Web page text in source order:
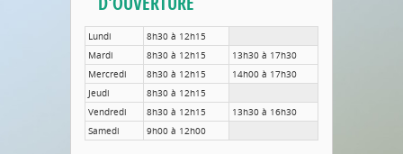
Lundi
8h30 à 12h15
Mardi
8h30 à 12h15
13h30 à 17h30
Mercredi
8h30 à 12h15
14h00 à 17h30
Jeudi
8h30 à 12h15
Vendredi
8h30 à 12h15
13h30 à 16h30
Samedi
9h00 à 12h00